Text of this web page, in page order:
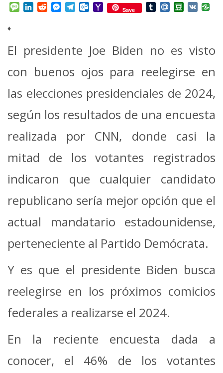
Mail
Message
LinkedInRedditMessenger
TelegramOutlook.com
YahooSave TumblrMail.RuDouban
VK
♦
El presidente Joe Biden no es visto
con buenos ojos para reelegirse en
las elecciones presidenciales de 2024,
según los resultados de una encuesta
realizada por CNN, donde casi la
mitad de los votantes registrados
indicaron que cualquier candidato
republicano sería mejor opción que el
actual mandatario estadounidense,
perteneciente al Partido Demócrata.
Y es que el presidente Biden busca
reelegirse en los próximos comicios
federales a realizarse el 2024.
En la reciente encuesta dada a
conocer, el 46% de los votantes